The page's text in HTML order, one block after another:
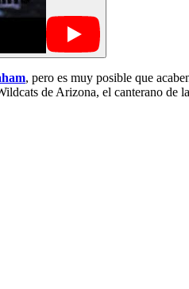
, pero es muy posible que
de Arizona, el canterano de